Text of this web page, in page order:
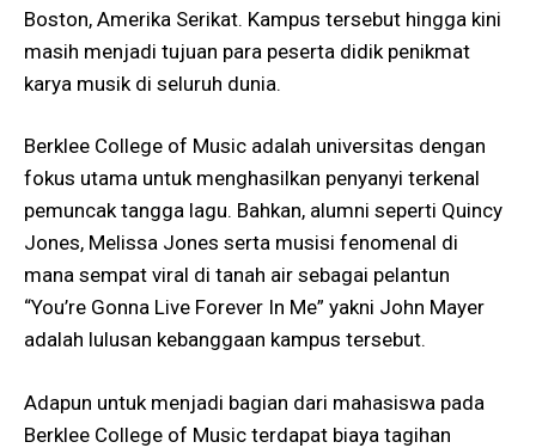
Boston, Amerika Serikat. Kampus tersebut hingga kini
masih menjadi tujuan para peserta didik penikmat
karya musik di seluruh dunia.
Berklee College of Music adalah universitas dengan
fokus utama untuk menghasilkan penyanyi terkenal
pemuncak tangga lagu. Bahkan, alumni seperti Quincy
Jones, Melissa Jones serta musisi fenomenal di
mana sempat viral di tanah air sebagai pelantun
“You’re Gonna Live Forever In Me” yakni John Mayer
adalah lulusan kebanggaan kampus tersebut.
Adapun untuk menjadi bagian dari mahasiswa pada
Berklee College of Music terdapat biaya tagihan